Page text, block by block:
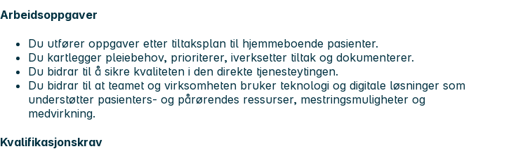
Arbeidsoppgaver
Du utfører oppgaver etter tiltaksplan til hjemmeboende pasienter.
Du kartlegger pleiebehov, prioriterer, iverksetter tiltak og dokumenterer.
Du bidrar til å sikre kvaliteten i den direkte tjenesteytingen.
Du bidrar til at teamet og virksomheten bruker teknologi og digitale løsninger som
understøtter pasienters- og pårørendes ressurser, mestringsmuligheter og
medvirkning.
Kvalifikasjonskrav